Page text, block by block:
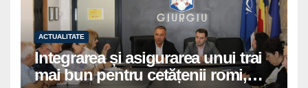
ACTUALITATE
Integrarea și asigurarea unui trai
mai bun pentru cetățenii romi,